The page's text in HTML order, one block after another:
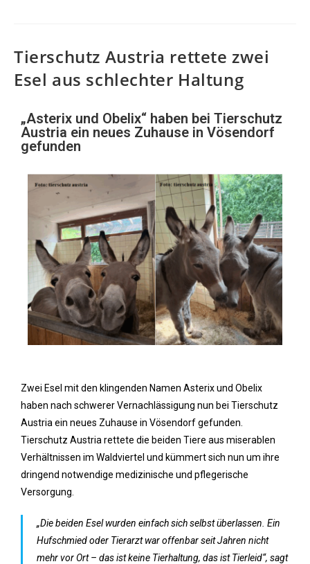
Tierschutz Austria rettete zwei
Esel aus schlechter Haltung
„Asterix und Obelix“ haben bei Tierschutz
Austria ein neues Zuhause in Vösendorf
gefunden
Zwei Esel mit den klingenden Namen Asterix und Obelix
haben nach schwerer Vernachlässigung nun bei Tierschutz
Austria ein neues Zuhause in Vösendorf gefunden.
Tierschutz Austria rettete die beiden Tiere aus miserablen
Verhältnissen im Waldviertel und kümmert sich nun um ihre
dringend notwendige medizinische und pflegerische
Versorgung.
„Die beiden Esel wurden einfach sich selbst überlassen. Ein
Hufschmied oder Tierarzt war offenbar seit Jahren nicht
mehr vor Ort – das ist keine Tierhaltung, das ist Tierleid“, sagt